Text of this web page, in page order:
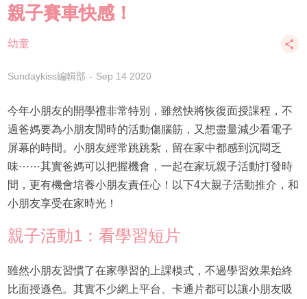
親子賽車快感！
幼童
Sundaykiss編輯部 Sep 14 2020
今年小朋友的開學禮非常特別，雖然快將恢復面授課程，不
過爸媽要為小朋友閒時的活動傷腦筋，又想盡量減少看電子
屏幕的時間。小朋友經常跳跳紮，留在家中都感到沉悶乏
味⋯⋯其實爸媽可以把握機會，一起在家玩親子活動打發時
間，更有機會培養小朋友責任心！以下4大親子活動推介，和
小朋友享受在家時光！
親子活動1：看學習短片
雖然小朋友習慣了在家學習的上課模式，不過學習效果始終
比面授遜色。其實不少網上平台、卡通片都可以讓小朋友吸